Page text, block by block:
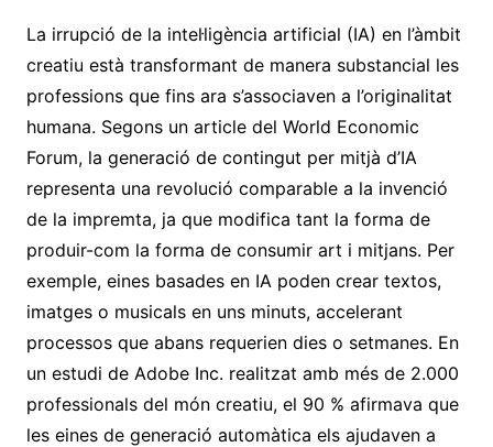
La irrupció de la intel·ligència artificial (IA) en l’àmbit
creatiu està transformant de manera substancial les
professions que fins ara s’associaven a l’originalitat
humana. Segons un article del World Economic
Forum, la generació de contingut per mitjà d’IA
representa una revolució comparable a la invenció
de la impremta, ja que modifica tant la forma de
produir-com la forma de consumir art i mitjans. Per
exemple, eines basades en IA poden crear textos,
imatges o musicals en uns minuts, accelerant
processos que abans requerien dies o setmanes. En
un estudi de Adobe Inc. realitzat amb més de 2.000
professionals del món creatiu, el 90 % afirmava que
les eines de generació automàtica els ajudaven a